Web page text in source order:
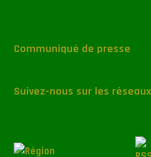
Communiqué de presse
Suivez-nous sur